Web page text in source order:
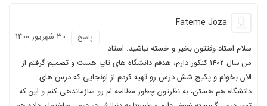
Fateme Joza
30 شهریور 1400 پاسخ
سلام استاد وقتتون بخیر و خسته نباشید. استاد
من سال ۱۴۰۲ کنکور دارم، هدفم دانشگاه های تاپ هست و تصمیم گرفتم از
الان بخونم و پکیج شش درس رو تهیه کردم.از اونجایی که درس های
دانشگاه هم هستن، به نظرتون چطور مطالعه ام رو سازماندهی کنم و این که